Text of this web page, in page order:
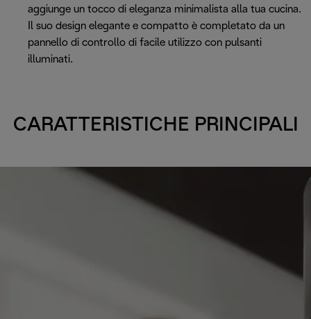
aggiunge un tocco di eleganza minimalista alla tua cucina.
Il suo design elegante e compatto è completato da un
pannello di controllo di facile utilizzo con pulsanti
illuminati.
CARATTERISTICHE PRINCIPALI